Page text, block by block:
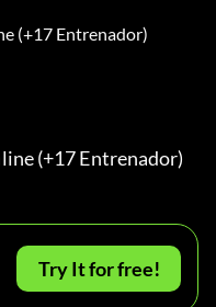
(+17 Entrenador)
Try It for free!